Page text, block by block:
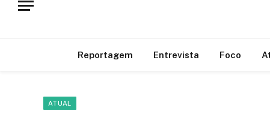
Reportagem Entrevista Foco
ATUAL